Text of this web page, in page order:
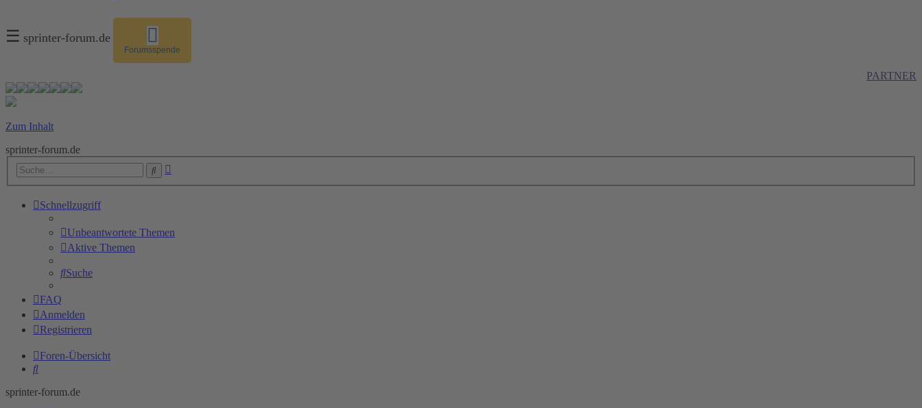
☰ sprinter-forum.de
Forumsspende
PARTNER
Zum Inhalt
sprinter-forum.de
Suche
Schnellzugriff
Unbeantwortete Themen
Aktive Themen
Suche
FAQ
Anmelden
Registrieren
Foren-Übersicht
Suche
sprinter-forum.de